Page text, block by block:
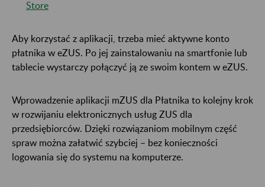
Store
Aby korzystać z aplikacji, trzeba mieć aktywne konto
płatnika w eZUS. Po jej zainstalowaniu na smartfonie lub
tablecie wystarczy połączyć ją ze swoim kontem w eZUS.
Wprowadzenie aplikacji mZUS dla Płatnika to kolejny krok
w rozwijaniu elektronicznych usług ZUS dla
przedsiębiorców. Dzięki rozwiązaniom mobilnym część
spraw można załatwić szybciej – bez konieczności
logowania się do systemu na komputerze.